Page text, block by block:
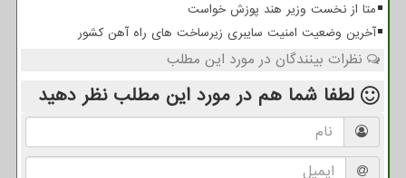
متا از نخست وزیر هند پوزش خواست
آخرین وضعیت امنیت سایبری زیرساخت های راه آهن کشور
نظرات بینندگان در مورد این مطلب
لطفا شما هم در مورد این مطلب نظر دهید